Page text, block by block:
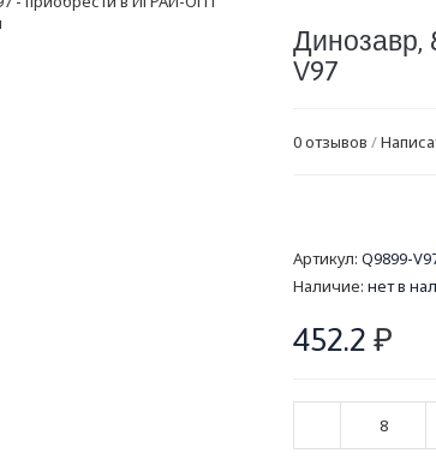
Динозавр,
V97
0 отзывов /
Артикул: Q9899-
Наличие: нет в
452.2 ₽